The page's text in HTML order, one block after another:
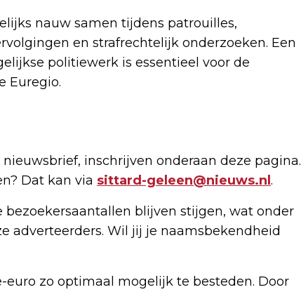
nauw samen tijdens patrouilles,
en strafrechtelijk onderzoeken. Een
politiewerk is essentieel voor de
Euregio.
nieuwsbrief, inschrijven onderaan deze pagina.
Dat kan via sittard-geleen@nieuws.nl .
bezoekersaantallen blijven stijgen, wat onder
adverteerders. Wil jij je naamsbekendheid
zo optimaal mogelijk te besteden. Door